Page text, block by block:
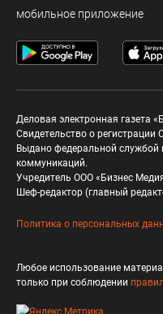
мобильное приложение
Деловая электронная газета
Свидетельство о
Выдано федеральной службой
коммуникаций.
Учредитель ООО «Бизнес
Шеф-редактор (главный
Политика о персональных
Любое использование
только при соблюдении